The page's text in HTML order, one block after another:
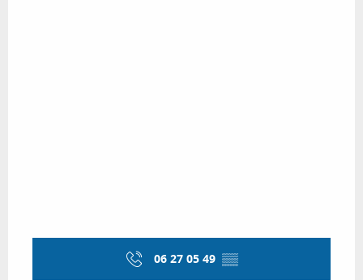
06 27 05 49 ▒▒